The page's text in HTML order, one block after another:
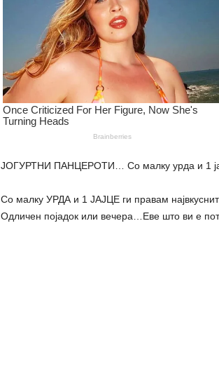
ЈОГУРТНИ ПАНЦЕРОТИ… Со малку урда и 1
Со малку УРДА и 1 ЈАЈЦЕ ги правам
Одличен појадок или вечера…Еве што ви е